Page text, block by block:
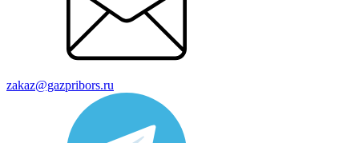
zakaz@gazpribors.ru